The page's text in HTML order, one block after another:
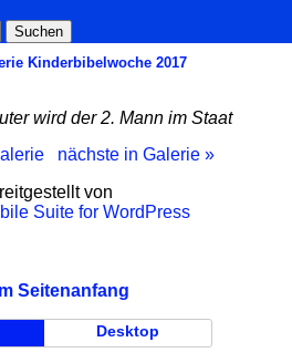
Kinderbibelwoche 2017
wird der 2. Mann im Staat
nächste in Galerie »
von
Suite for WordPress
Seitenanfang
Desktop